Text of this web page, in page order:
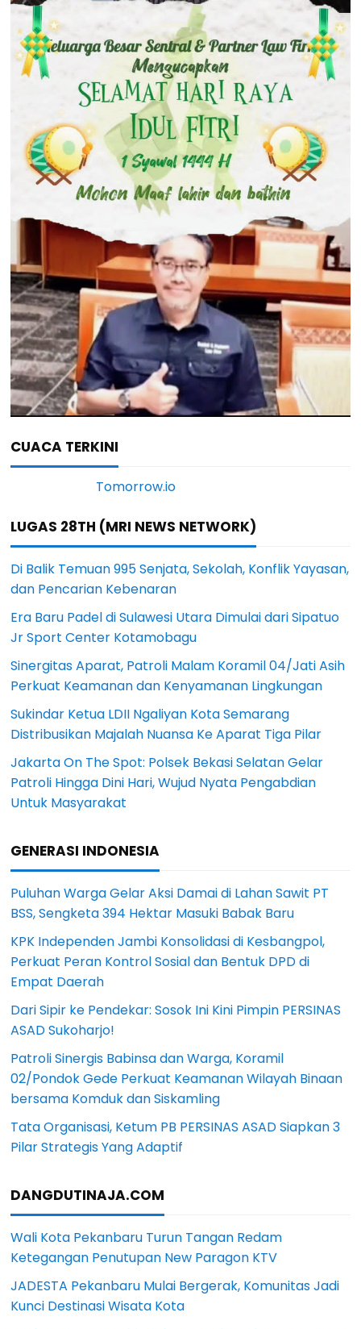
CUACA TERKINI
LUGAS 28TH (MRI NEWS NETWORK)
Di Balik Temuan 995 Senjata, Sekolah, Konflik Yayasan,
dan Pencarian Kebenaran
Era Baru Padel di Sulawesi Utara Dimulai dari Sipatuo
Jr Sport Center Kotamobagu
Sinergitas Aparat, Patroli Malam Koramil 04/Jati Asih
Perkuat Keamanan dan Kenyamanan Lingkungan
Sukindar Ketua LDII Ngaliyan Kota Semarang
Distribusikan Majalah Nuansa Ke Aparat Tiga Pilar
Jakarta On The Spot: Polsek Bekasi Selatan Gelar
Patroli Hingga Dini Hari, Wujud Nyata Pengabdian
Untuk Masyarakat
GENERASI INDONESIA
Puluhan Warga Gelar Aksi Damai di Lahan Sawit PT
BSS, Sengketa 394 Hektar Masuki Babak Baru
KPK Independen Jambi Konsolidasi di Kesbangpol,
Perkuat Peran Kontrol Sosial dan Bentuk DPD di
Empat Daerah
Dari Sipir ke Pendekar: Sosok Ini Kini Pimpin PERSINAS
ASAD Sukoharjo!
Patroli Sinergis Babinsa dan Warga, Koramil
02/Pondok Gede Perkuat Keamanan Wilayah Binaan
bersama Komduk dan Siskamling
Tata Organisasi, Ketum PB PERSINAS ASAD Siapkan 3
Pilar Strategis Yang Adaptif
DANGDUTINAJA.COM
Wali Kota Pekanbaru Turun Tangan Redam
Ketegangan Penutupan New Paragon KTV
JADESTA Pekanbaru Mulai Bergerak, Komunitas Jadi
Kunci Destinasi Wisata Kota